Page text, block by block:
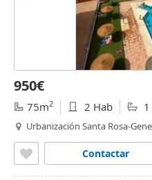
950€
75m2 2 Hab
Urbanización Santa Rosa-
Contactar